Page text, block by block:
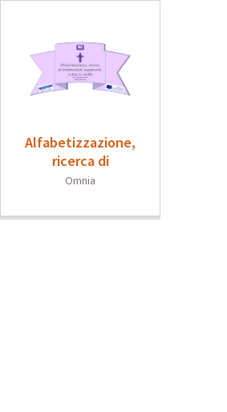
Alfabetizzazione,
ricerca di
informazioni
media
Omnia